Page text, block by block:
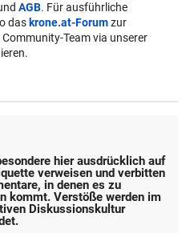
AGB. Für ausführliche
das krone.at-Forumzur
Community-Team via unserer